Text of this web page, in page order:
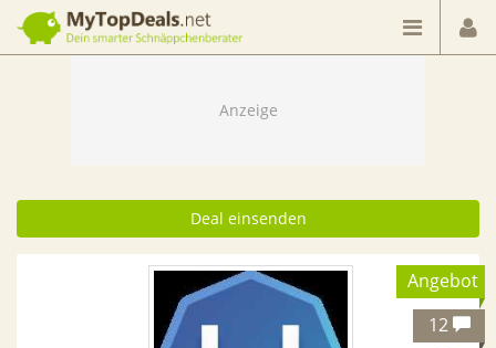
Dein smarter Schnäppchenberater
Deal einsenden
Angebot
12